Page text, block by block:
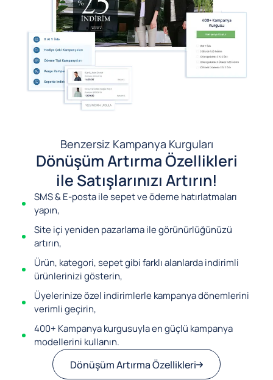
Benzersiz Kampanya Kurguları
Dönüşüm Artırma Özellikleri
ile Satışlarınızı Artırın!
SMS & E-posta ile sepet ve ödeme hatırlatmaları
yapın,
Site içi yeniden pazarlama ile görünürlüğünüzü
artırın,
Ürün, kategori, sepet gibi farklı alanlarda indirimli
ürünlerinizi gösterin,
Üyelerinize özel indirimlerle kampanya dönemlerini
verimli geçirin,
400+ Kampanya kurgusuyla en güçlü kampanya
modellerini kullanın.
Dönüşüm Artırma Özellikleri